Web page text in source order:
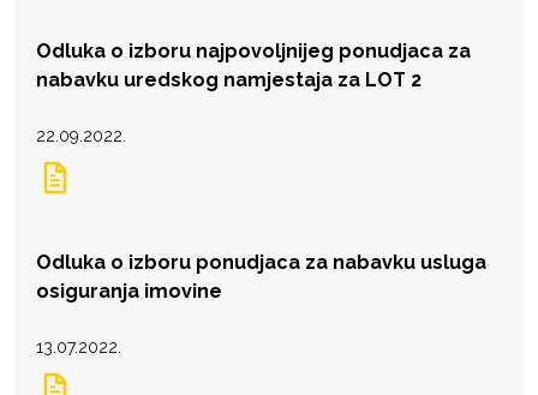
Odluka o izboru najpovoljnijeg ponudjaca za
nabavku uredskog namjestaja za LOT 2
22.09.2022.
Odluka o izboru ponudjaca za nabavku usluga
osiguranja imovine
13.07.2022.